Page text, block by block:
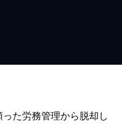
た労務管理から脱却し